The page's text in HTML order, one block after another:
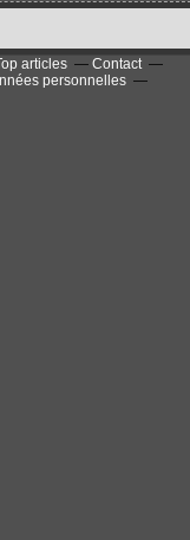
articles
Contact
personnelles